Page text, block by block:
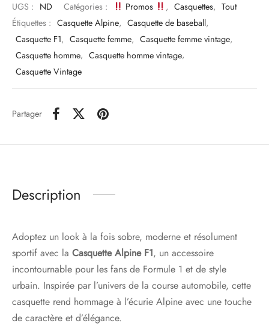
UGS : ND Catégories : Promos , Casquettes, Tout
Étiquettes : Casquette Alpine, Casquette de baseball,
Casquette F1, Casquette femme, Casquette femme vintage,
Casquette homme, Casquette homme vintage,
Casquette Vintage
Partager
Description
Adoptez un look à la fois sobre, moderne et résolument
sportif avec la Casquette Alpine F1, un accessoire
incontournable pour les fans de Formule 1 et de style
urbain. Inspirée par l’univers de la course automobile, cette
casquette rend hommage à l’écurie Alpine avec une touche
de caractère et d’élégance.